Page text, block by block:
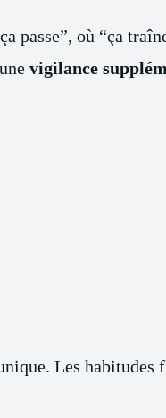
passe”, où “ça
vigilance
Les habitudes